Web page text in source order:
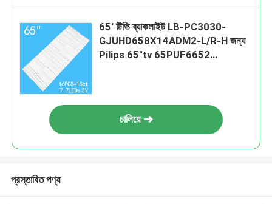
65' টিভি ব্যাকলাইট LB-PC3030-
GJUHD658X14ADM2-L/R-H জন্য
Pilips 65"tv 65PUF6652
চালিয়ে
প্রস্তাবিত পণ্য